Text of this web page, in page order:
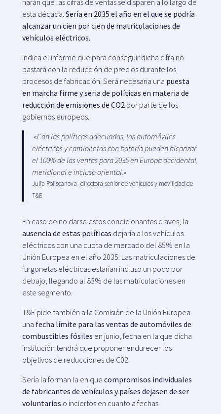
harán que las cifras de ventas se disparen a lo largo de
esta década. Sería en 2035 el año en el que se podría
alcanzar un cien por cien de matriculaciones de
vehículos eléctricos.
Indica el informe que para conseguir dicha cifra no
bastará con la reducción de precios durante los
procesos de fabricación. Será necesaria una puesta
en marcha firme y seria de políticas en materia de
reducción de emisiones de CO2por parte de los
gobiernos europeos.
«Con las políticas adecuadas, los automóviles
eléctricos y camionetas con batería pueden alcanzar
el 100% de las ventas para 2035 en Europa occidental,
meridional e incluso oriental.«
Julia Poliscanova- directora senior de vehículos y movilidad de
T&E
En caso de no darse estos condicionantes claves, la
ausencia de estas políticas dejaría a los vehículos
eléctricos con una cuota de mercado del 85% en la
Unión Europea en el año 2035. Las matriculaciones de
furgonetas eléctricas estarían incluso un poco por
debajo, llegando al 83% de las matriculaciones en
este segmento.
T&E pide también a la Comisión de la Unión Europea
una fecha límite para las ventas de automóviles de
combustibles fósiles en junio, fecha en la que dicha
institución tendrá que proponer endurecer los
objetivos de reducciones de C02.
Sería la forman la en que compromisos individuales
de fabricantes de vehículos y países dejasen de ser
voluntarios o inciertos en cuanto a fechas.